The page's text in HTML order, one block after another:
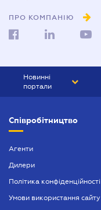
ПРО КОМПАНІЮ
Новинні
портали
БІЗНЕС
Співробітництво
Агенти
Дилери
Політика конфіденційності
Умови використання сайту